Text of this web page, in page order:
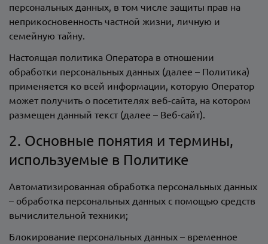
персональных данных, в том числе защиты прав на
неприкосновенность частной жизни, личную и
семейную тайну.
Настоящая политика Оператора в отношении
обработки персональных данных (далее – Политика)
применяется ко всей информации, которую Оператор
может получить о посетителях веб-сайта, на котором
размещен данный текст (далее – Веб-сайт).
2. Основные понятия и термины,
используемые в Политике
Автоматизированная обработка персональных данных
– обработка персональных данных с помощью средств
вычислительной техники;
Блокирование персональных данных – временное